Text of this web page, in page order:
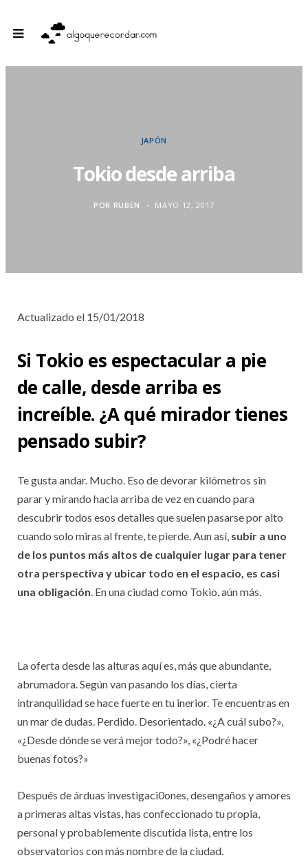
JAPÓN
Tokio desde arriba
POR RUBEN MAYO 12, 2017
Actualizado el 15/01/2018
Si Tokio es espectacular a pie
de calle, desde arriba es
increíble. ¿A qué mirador tienes
pensado subir?
Te gusta andar. Mucho. Eso de devorar kilómetros sin
parar y mirando hacia arriba de vez en cuando para
descubrir todos esos detalles que suelen pasarse por alto
cuando solo miras al frente, te pierde. Aun así, subir a uno
de los puntos más altos de cualquier lugar para tener
otra perspectiva y ubicar todo en el espacio, es casi
una obligación . En una ciudad como Tokio, aún más.
La oferta desde las alturas aquí es, más que abundante,
abrumadora. Según van pasando los días, cierta
intranquilidad se hace fuerte en tu inerior. Te encuentras en
un mar de dudas. Perdido. Desorientado. «¿A cuál subo?»,
«¿Desde dónde se verá mejor todo?», «¿Podré hacer
buenas fotos?»
Después de árduas investigaci0ones, desengaños y amores
a primeras altas vistas, has confeccionado tu propia,
personal y probablemente discutida lista, entre los
observatorios con más nombre de la ciudad.